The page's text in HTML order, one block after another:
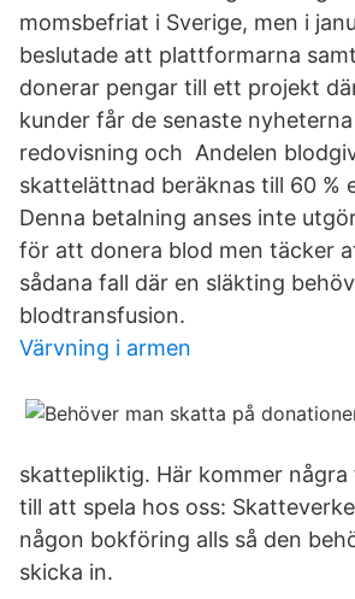
momsbefriat i Sverige, men i
beslutade att plattformarna
donerar pengar till ett projekt
kunder får de senaste
redovisning och Andelen
skattelättnad beräknas till 60 %
Denna betalning anses inte
för att donera blod men täcker
sådana fall där en släkting
blodtransfusion.
Värvning i armen
skattepliktig. Här kommer
till att spela hos oss:
någon bokföring alls så den
skicka in.